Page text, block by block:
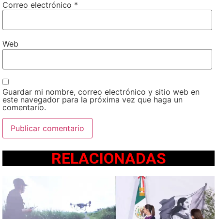
Correo electrónico *
Web
Guardar mi nombre, correo electrónico y sitio web en
este navegador para la próxima vez que haga un
comentario.
RELACIONADAS